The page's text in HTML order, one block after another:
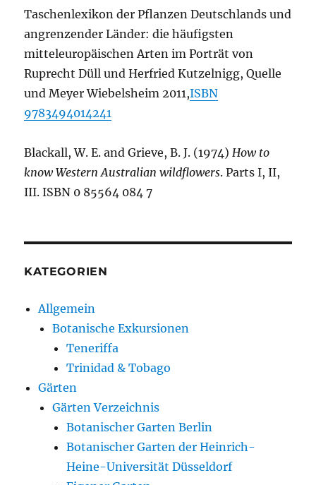
Taschenlexikon der Pflanzen Deutschlands und
angrenzender Länder: die häufigsten
mitteleuropäischen Arten im Porträt von
Ruprecht Düll und Herfried Kutzelnigg, Quelle
und Meyer Wiebelsheim 2011,ISBN
9783494014241
Blackall, W. E. and Grieve, B. J. (1974)How to
know Western Australian wildflowers. Parts I, II,
III. ISBN 0 85564 084 7
KATEGORIEN
Allgemein
Botanische Exkursionen
Teneriffa
Trinidad & Tobago
Gärten
Gärten Verzeichnis
Botanischer Garten Berlin
Botanischer Garten der Heinrich-
Heine-Universität Düsseldorf